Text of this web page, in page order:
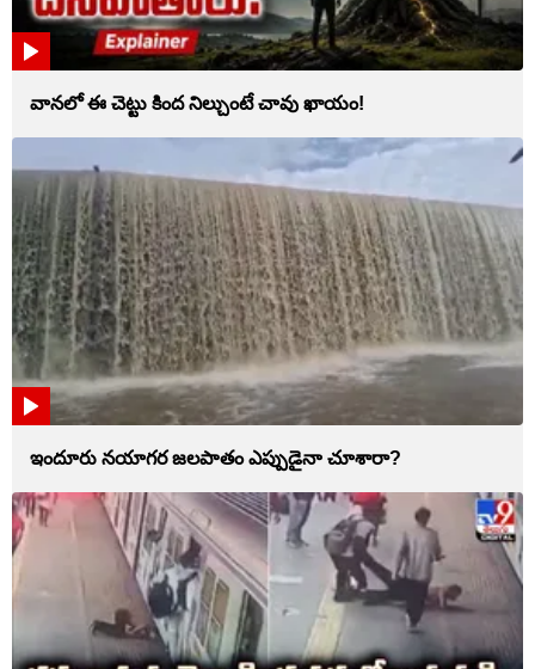
వానలో ఈ చెట్టు కింద నిల్చుంటే చావు ఖాయం!
ఇందూరు నయాగర జలపాతం ఎప్పుడైనా చూశారా?